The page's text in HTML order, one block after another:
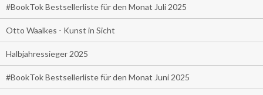
#BookTok Bestsellerliste für den Monat Juli 2025
Otto Waalkes - Kunst in Sicht
Halbjahressieger 2025
#BookTok Bestsellerliste für den Monat Juni 2025